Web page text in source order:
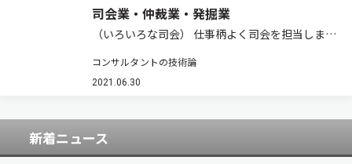
司会業・仲裁業・発掘業
（いろいろな司会） 仕事柄よく司会を担当しまし
ました。個人的には結婚式の司会もやりました。
最も多かったのは，コンサルテーションのワーキ
コンサルタントの技術論
2021.06.30
新着ニュース